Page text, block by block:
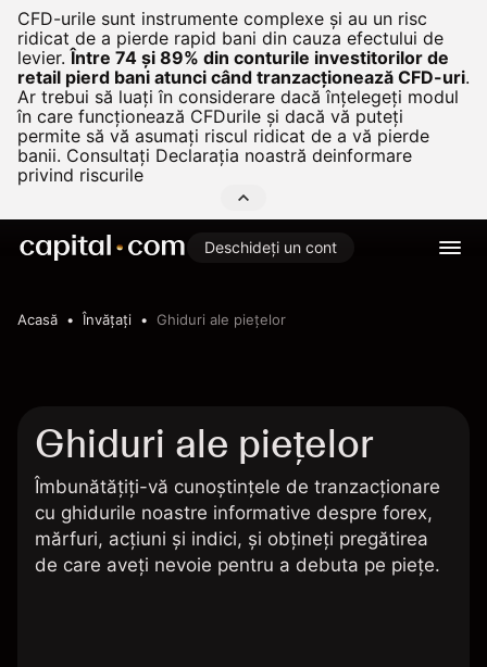
CFD-urile sunt instrumente complexe și au un risc
ridicat de a pierde rapid bani din cauza efectului de
levier. Între 74 și 89% din conturile investitorilor de
retail pierd bani atunci când tranzacționează CFD-uri.
Ar trebui să luați în considerare dacă înțelegeți modul
în care funcționează CFDurile și dacă vă puteți
permite să vă asumați riscul ridicat de a vă pierde
banii. Consultați Declarația noastră deinformare
privind riscurile
Deschideți un cont
Acasă Învățați Ghiduri ale piețelor
Ghiduri ale piețelor
Îmbunătățiți-vă cunoștințele de tranzacționare
cu ghidurile noastre informative despre forex,
mărfuri, acțiuni și indici, și obțineți pregătirea
de care aveți nevoie pentru a debuta pe piețe.